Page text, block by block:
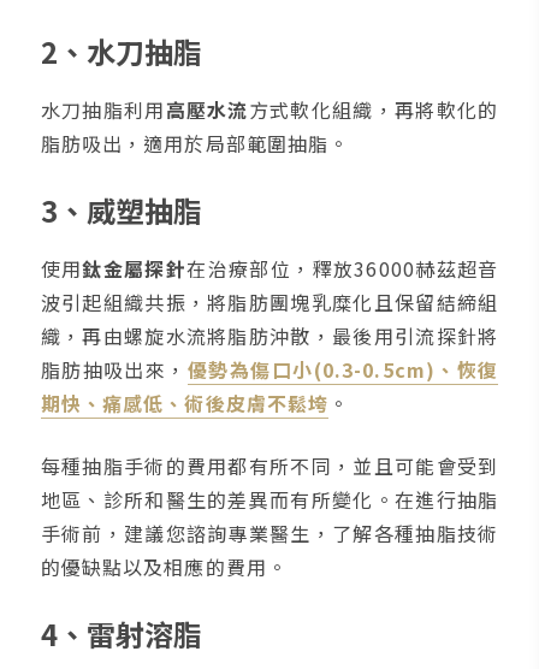
2、水刀抽脂
水刀抽脂利用高壓水流方式軟化組織，再將軟化的
脂肪吸出，適用於局部範圍抽脂。
3、威塑抽脂
使用鈦金屬探針在治療部位，釋放36000赫茲超音
波引起組織共振，將脂肪團塊乳糜化且保留結締組
織，再由螺旋水流將脂肪沖散，最後用引流探針將
脂肪抽吸出來， 優勢為傷口小(0.3-0.5cm)、恢復
期快、痛感低、術後皮膚不鬆垮 。
每種抽脂手術的費用都有所不同，並且可能會受到
地區、診所和醫生的差異而有所變化。在進行抽脂
手術前，建議您諮詢專業醫生，了解各種抽脂技術
的優缺點以及相應的費用。
4、雷射溶脂